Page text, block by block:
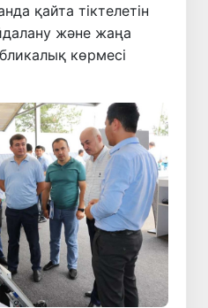
қайта тіктелетін
және жаңа
көрмесі